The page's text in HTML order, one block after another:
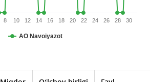
АО Navoiyazot
8 10 12 14 16 18 20 22 24 26 28 30